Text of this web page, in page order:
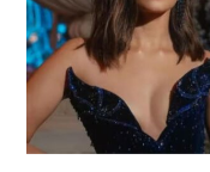
Team India